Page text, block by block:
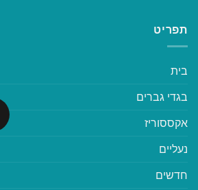
תפריט
בית
בגדי גברים
אקססוריז
נעליים
חדשים